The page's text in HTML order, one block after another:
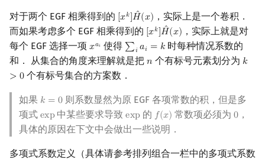
对于两个 EGF 相乘得到的 [𝑥𝑘] ˆ
𝐻(𝑥)
[xk]H^(x) ，实际上是一个卷积．
而如果考虑多个 EGF 相乘得到的 [𝑥𝑘] ˆ
𝐻(𝑥)
[xk]H^(x) ，实际上就是对
每个 EGF 选择一项 𝑥𝑎𝑖
xai 使得 ∑𝑖 𝑎𝑖 = 𝑘
∑iai=k
时每种情况系数的
和． 从集合的角度来理解就是把 𝑛
n 个有标号元素划分为 𝑘
> 0
k>
个有标号集合的方案数．
如果 𝑘 = 0
k =0
则系数显然为原 EGF 各项常数的积，但是多
项式 exp
exp中某些要求导致exp
exp的 𝑓(𝑥)
f(x) 常数项必须为0
0 ，
具体的原因在下文中会做出一些说明．
多项式系数定义（具体请参考排列组合一栏中的多项式系数